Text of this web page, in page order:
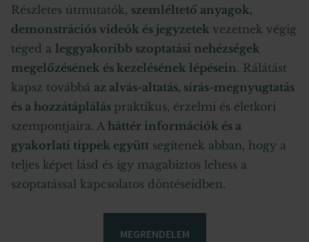
Részletes útmutatók, szemléltető anyagok,
demonstrációs videók és jegyzetek vezetnek végig
téged a leggyakoribb szoptatási nehézségek
megelőzésének és kezelésének lépésein. Rálátást
kapsz továbbá az alvás-altatás, sírás-megnyugtatás
és a hozzátáplálás praktikus, érzelmi és életkori
szempontjaira. A háttér információk és a
gyakorlati tippek együtt segítenek abban, hogy a
teljes képet lásd és így magabiztos lehess a
szoptatással kapcsolatos döntéseidben.
MEGRENDELEM